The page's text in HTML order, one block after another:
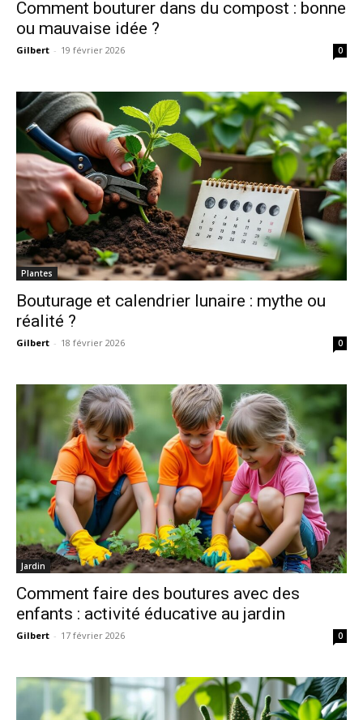
Comment bouturer dans du compost : bonne
ou mauvaise idée ?
Gilbert - 19 février 2026 0
Plantes
Bouturage et calendrier lunaire : mythe ou
réalité ?
Gilbert - 18 février 2026 0
Jardin
Comment faire des boutures avec des
enfants : activité éducative au jardin
Gilbert - 17 février 2026 0